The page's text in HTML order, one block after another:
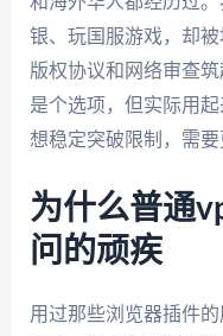
银、玩国服游戏，却
版权协议和网络审查
是个选项，但实际用
想稳定突破限制，需要
为什么普通
问的顽疾
用过那些浏览器插件